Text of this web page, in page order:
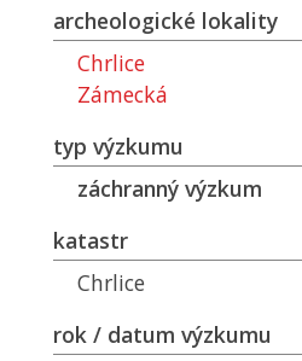
archeologické lokality
Chrlice
Zámecká
typ výzkumu
záchranný výzkum
katastr
Chrlice
rok / datum výzkumu